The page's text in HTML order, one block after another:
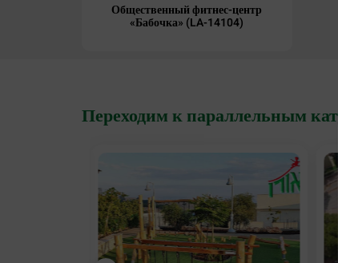
Общественный фитнес-центр
«Бабочка» (LA-14104)
Переходим к параллельным